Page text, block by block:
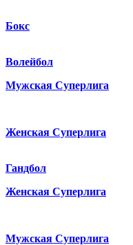
Бокс
Волейбол
Мужская Суперлига
Женская Суперлига
Гандбол
Женская Суперлига
Мужская Суперлига